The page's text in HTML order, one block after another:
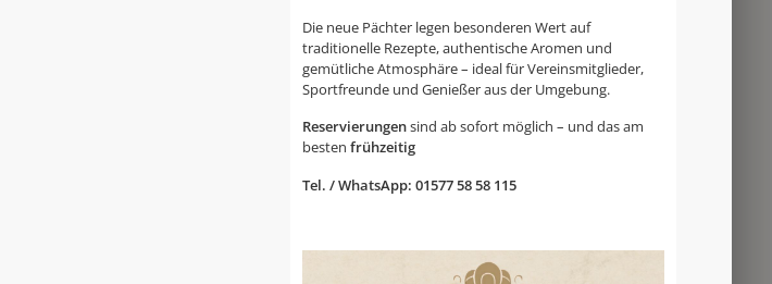
Die neue Pächter legen besonderen Wert auf
traditionelle Rezepte, authentische Aromen und
gemütliche Atmosphäre – ideal für Vereinsmitglieder,
Sportfreunde und Genießer aus der Umgebung.
Reservierungensind ab sofort möglich – und das am
besten frühzeitig
Tel. / WhatsApp: 01577 58 58 115